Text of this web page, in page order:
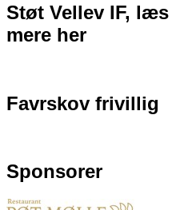
Støt Vellev IF, læs
mere her
Favrskov frivillig
Sponsorer